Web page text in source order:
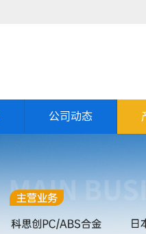
公司动态